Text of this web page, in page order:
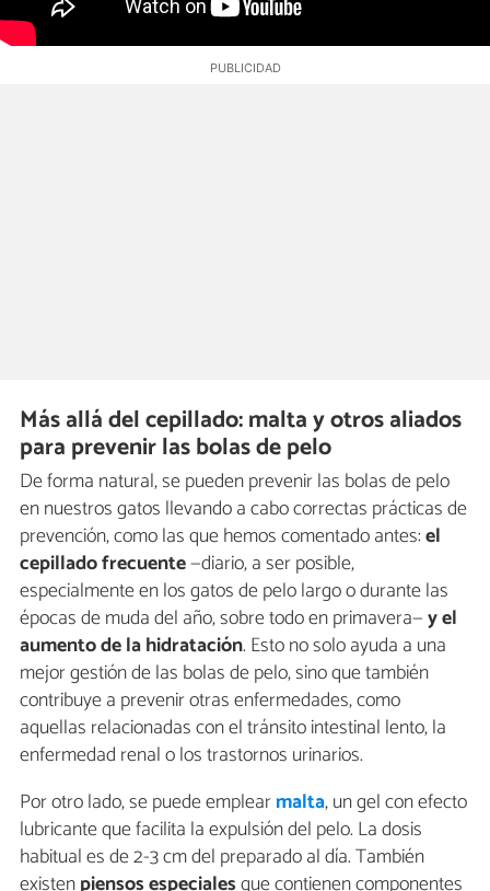
Más allá del cepillado: malta y otros aliados
para prevenir las bolas de pelo
De forma natural, se pueden prevenir las bolas de pelo
en nuestros gatos llevando a cabo correctas prácticas de
prevención, como las que hemos comentado antes:el
cepillado frecuente—diario, a ser posible,
especialmente en los gatos de pelo largo o durante las
épocas de muda del año, sobre todo en primavera—y el
aumento de la hidratación. Esto no solo ayuda a una
mejor gestión de las bolas de pelo, sino que también
contribuye a prevenir otras enfermedades, como
aquellas relacionadas con el tránsito intestinal lento, la
enfermedad renal o los trastornos urinarios.
Por otro lado, se puede emplearmalta, un gel con efecto
lubricante que facilita la expulsión del pelo. La dosis
habitual es de 2-3 cm del preparado al día. También
existenpiensos especialesque contienen componentes